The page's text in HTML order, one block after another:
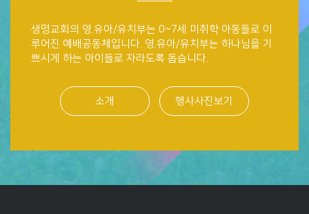
생명교회의 영.유아/유치부는 0~7세 미취학 아동들로 이
루어진 예배공동체입니다. 영.유아/유치부는 하나님을 기
쁘시게 하는 아이들로 자라도록 돕습니다.
소개 행사사진보기